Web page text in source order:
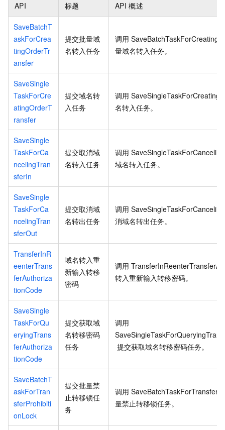
API 标题 API 概述
SaveBatchT
askForCrea
tingOrderTr
ansfer
提交批量域
名转入任务
调用
量域名转入任务。
SaveSingle
TaskForCre
atingOrderT
ransfer
提交域名转
入任务
调用
名转入任务。
SaveSingle
TaskForCa
ncelingTran
sferIn
提交取消域
名转入任务
调用
域名转入任务。
SaveSingle
TaskForCa
ncelingTran
sferOut
提交取消域
名转出任务
调用
消域名转出任务。
TransferInR
eenterTrans
ferAuthoriza
tionCode
域名转入重
新输入转移
密码
调用
转入重新输入转移密码。
SaveSingle
TaskForQu
eryingTrans
ferAuthoriza
tionCode
提交获取域
名转移密码
任务
调用
提交获取域名转移密码任务。
SaveBatchT
askForTran
sferProhibiti
onLock
提交批量禁
止转移锁任
务
调用
量禁止转移锁任务。